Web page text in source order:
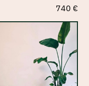
740 €